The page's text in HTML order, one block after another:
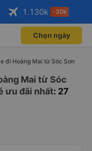
Mở app
bay qua
Mở app
1.130k -30k
Chọn ngày
đi Hoàng Mai từ Sóc Sơn
Mai từ Sóc
ưu đãi nhất: 27